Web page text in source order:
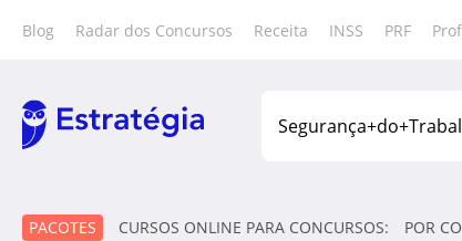
Blog Radar dos Concursos Receita INSS PRF
PACOTES CURSOS ONLINE PARA CONCURSOS: POR